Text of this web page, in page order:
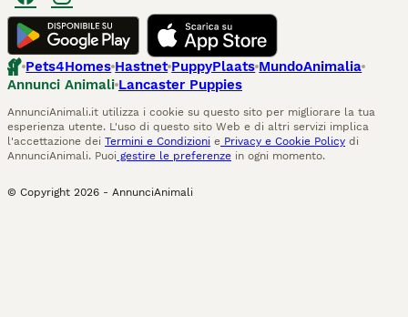
Pets4Homes Hastnet PuppyPlaats MundoAnimalia
Annunci Animali Lancaster Puppies
AnnunciAnimali.it utilizza i cookie su questo sito per migliorare la tua
esperienza utente. L'uso di questo sito Web e di altri servizi implica
l'accettazione dei Termini e Condizioni e Privacy e Cookie Policy di
AnnunciAnimali. Puoi gestire le preferenze in ogni momento.
© Copyright 2026 - AnnunciAnimali